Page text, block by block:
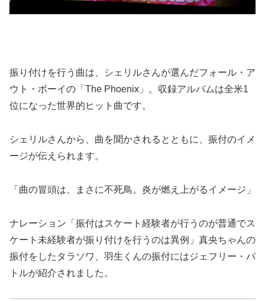
振り付けを行う曲は、シェリルさんが選んだフォール・ア
ウト・ボーイの「The Phoenix」。収録アルバムは全米1
位になった世界的ヒット曲です。
シェリルさんから、曲を聞かされるとともに、振付のイメ
ージが伝えられます。
「曲の冒頭は、まさに不死鳥。炎が燃え上がるイメージ」
ナレーション「振付はスケート経験者が行うのが普通でス
ケート未経験者が振り付けを行うのは異例」真央ちゃんの
振付をしたタラソワ、羽生くんの振付にはジェフリー・バ
トルが紹介されました。